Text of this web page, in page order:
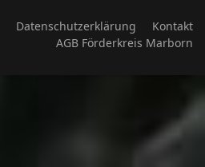
Datenschutzerklärung
Kontakt
AGB Förderkreis Marborn